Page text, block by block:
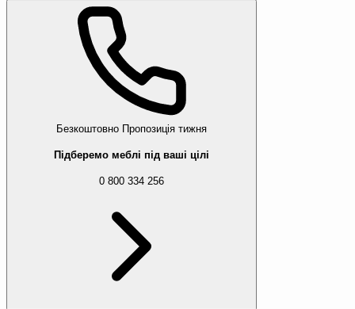
Безкоштовно Пропозиція тижня
Підберемо меблі під ваші цілі
0 800 334 256